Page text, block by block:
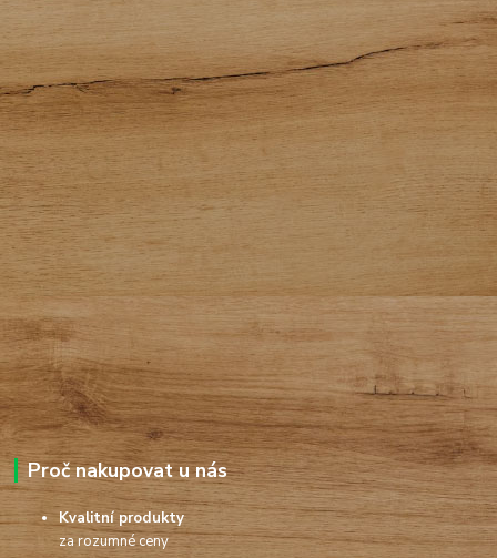
Proč nakupovat u nás
Kvalitní produkty
za rozumné ceny